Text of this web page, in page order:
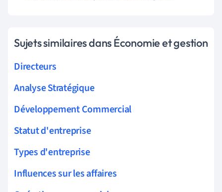
Sujets similaires dans Économie et gestion
Directeurs
Analyse Stratégique
Développement Commercial
Statut d'entreprise
Types d'entreprise
Influences sur les affaires